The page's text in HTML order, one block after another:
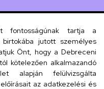
tér 1.
fontosságúnak tartja a
jutott személyes
Önt, hogy a Debreceni
kötelezően alkalmazandó
alapján felülvizsgálta
az adatkezelési és